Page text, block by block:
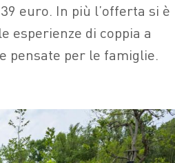
euro. In più l’offerta si è
esperienze di coppia a
pensate per le famiglie.